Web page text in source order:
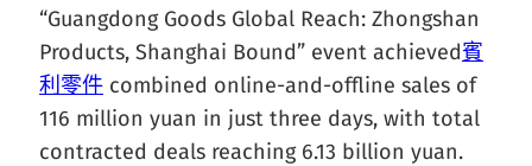
“Guangdong Goods Global Reach: Zhongshan
Products, Shanghai Bound” event achieved賓
利零件 combined online-and-offline sales of
116 million yuan in just three days, with total
contracted deals reaching 6.13 billion yuan.